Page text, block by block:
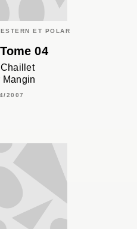
ET POLAR
04
Mangin
2007